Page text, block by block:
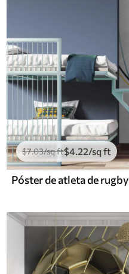
$7.03/sq ft$4.22/sq ft
Póster de atleta de rugby